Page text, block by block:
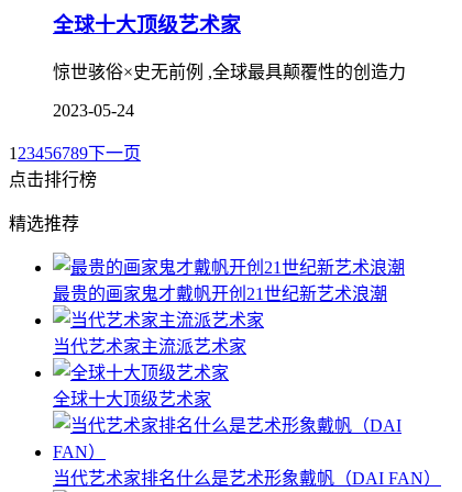
全球十大顶级艺术家
惊世骇俗×史无前例 ,全球最具颠覆性的创造力
2023-05-24
1 23456789下一页
点击排行榜
精选推荐
最贵的画家鬼才戴帆开创21世纪新艺术浪潮
当代艺术家主流派艺术家
全球十大顶级艺术家
当代艺术家排名什么是艺术形象戴帆（DAI FAN）